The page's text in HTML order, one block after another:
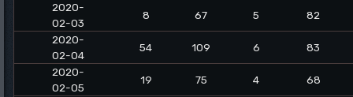
2020-
02-03
8 67 5
82
2020-
02-04
54 109 6
83
2020-
02-05
19 75 4
68